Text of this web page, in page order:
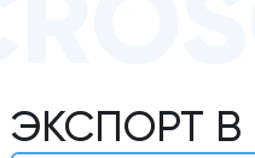
ЭКСПОРТ В